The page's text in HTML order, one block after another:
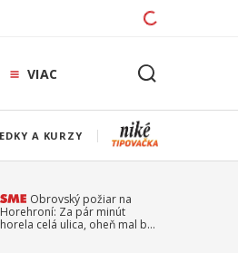
VIAC
A KURZY
Obrovský požiar na
Horehroní: Za pár minút
horela celá ulica, oheň mal byť